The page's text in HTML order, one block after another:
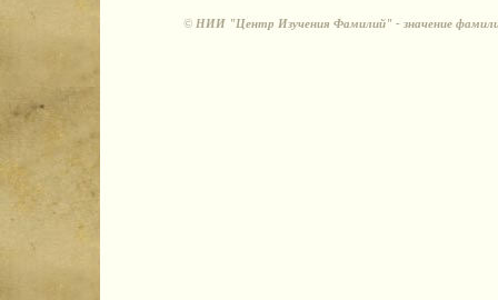
© НИИ "Центр Изучения Фамилий" - значение